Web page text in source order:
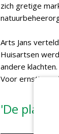
zich gretige
Arts Jans
Huisartsen
andere
Voor ernstigere
'De